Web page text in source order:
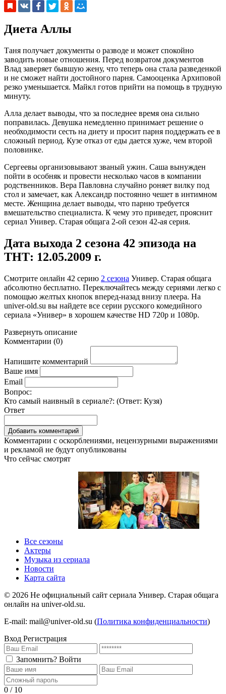
Диета Аллы
Таня получает документы о разводе и может спокойно
заводить новые отношения. Перед возвратом документов
Влад заверяет бывшую жену, что теперь она стала разведенкой
и не сможет найти достойного парня. Самооценка Архиповой
резко уменьшается. Майкл готов прийти на помощь в трудную
минуту.
Алла делает выводы, что за последнее время она сильно
поправилась. Девушка немедленно принимает решение о
необходимости сесть на диету и просит парня поддержать ее в
сложный период. Кузе отказ от еды дается хуже, чем второй
половинке.
Сергеевы организовывают званый ужин. Саша вынужден
пойти в особняк и провести несколько часов в компании
родственников. Вера Павловна случайно роняет вилку под
стол и замечает, как Александр постоянно чешет в интимном
месте. Женщина делает выводы, что парню требуется
вмешательство специалиста. К чему это приведет, прояснит
сериал Универ. Старая общага 2-ой сезон 42-ая серия.
Дата выхода 2 сезона 42 эпизода на
ТНТ: 12.05.2009 г.
Смотрите онлайн 42 серию 2 сезона Универ. Старая общага
абсолютно бесплатно. Переключайтесь между сериями легко с
помощью желтых кнопок вперед-назад внизу плеера. На
univer-old.su вы найдете все серии русского комедийного
сериала «Универ» в хорошем качестве HD 720p и 1080p.
Развернуть описание
Комментарии (0)
Напишите комментарий
Ваше имя
Email
Вопрос:
Кто самый наивный в сериале?: (Ответ: Кузя)
Ответ
Комментарии с оскорблениями, нецензурными выражениями
и рекламой не будут опубликованы
Что сейчас смотрят
Все сезоны
Актеры
Музыка из сериала
Новости
Карта сайта
© 2026 Не официальный сайт сериала Универ. Старая общага
онлайн на univer-old.su.
E-mail: mail@univer-old.su (Политика конфиденциальности)
Вход Регистрация
Запомнить? Войти
0 / 10